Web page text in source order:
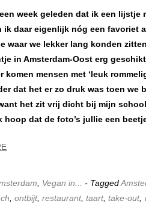
week geleden dat ik een lijstje
ik daar eigenlijk nóg een favoriet
waar we lekker lang konden
in Amsterdam-Oost erg
komen mensen met ‘leuk
dat het er zo druk was toen we
het zit vrij dicht bij mijn
hoop dat de foto’s jullie een
Vegan in... - Tagged
ontbijt, restaurant, taart, take-out,